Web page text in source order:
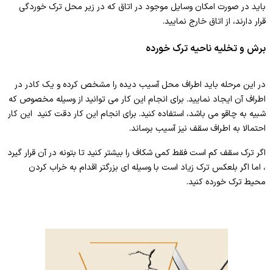
باید در صورت امکان وسایل موجود در اتاق که در زیر محل ترک خوردگی
قرار دارند، از اتاق خارج نمایید.
برش و تخلیه ناحیه ترک خورده
در این مرحله باید اطراف محل آسیب دیده را مشخص کرده و یک کادر در
اطراف آن ایجاد نمایید. برای انجام این کار می توانید از وسیله مخصوص که
شبیه به چاقو می باشد، استفاده کنید. برای انجام این کار دقت کنید این کار
احتمالا به اطراف سقف نیز آسیب برساند.
اگر ترک سقف کم است فقط کمی شکاف را بیشتر کنید تا بتونه در آن قرار گیرد
، اما اگر بلعکس ترک زیاد است با وسیله ای بزرگتر اقدام به خراب کردن
محیط ترک خورده کنید.